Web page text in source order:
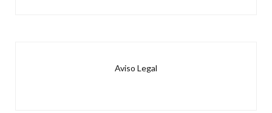
Aviso Legal